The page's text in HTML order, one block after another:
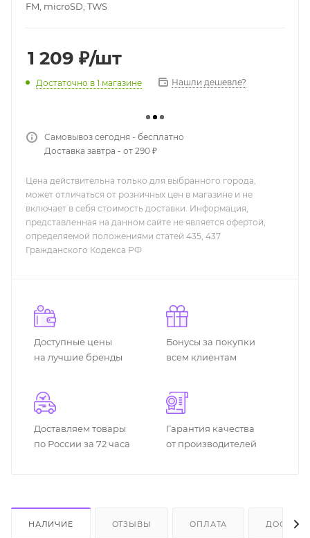
FM, microSD, TWS
1 209 ₽/шт
Достаточно в 1 магазине Нашли дешевле?
Самовывоз сегодня - бесплатно
Доставка завтра - от 290 ₽
Цена действительна только для выбранного города,
может отличаться от розничных цен в магазине и не
включает в себя стоимость доставки. Информация,
представленная на данном сайте не является офертой,
определяемой положениями статей 435, 437
Гражданского Кодекса РФ
Доступные цены
на лучшие бренды
Бонусы за покупки
всем клиентам
Доставляем товары
по России за 72 часа
Гарантия качества
от производителей
НАЛИЧИЕ ОТЗЫВЫ ОПЛАТА